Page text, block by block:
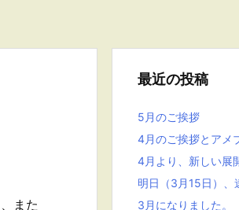
また
最近の投稿
5月のご挨拶
4月のご挨拶とアメ
4月より、新しい展
明日（3月15日）、
3月になりました。